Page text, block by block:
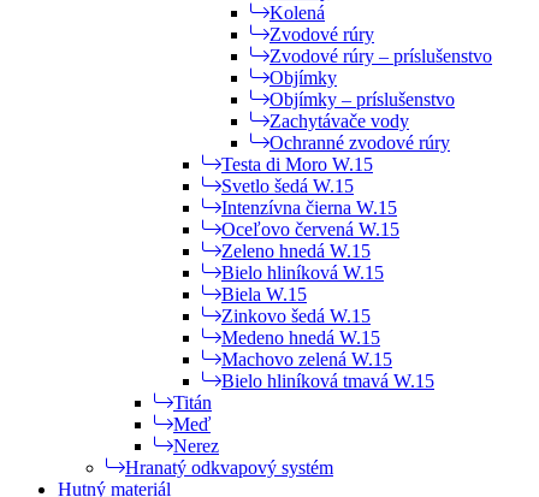
Kolená
Zvodové rúry
Zvodové rúry – príslušenstvo
Objímky
Objímky – príslušenstvo
Zachytávače vody
Ochranné zvodové rúry
Testa di Moro W.15
Svetlo šedá W.15
Intenzívna čierna W.15
Oceľovo červená W.15
Zeleno hnedá W.15
Bielo hliníková W.15
Biela W.15
Zinkovo šedá W.15
Medeno hnedá W.15
Machovo zelená W.15
Bielo hliníková tmavá W.15
Titán
Meď
Nerez
Hranatý odkvapový systém
Hutný materiál